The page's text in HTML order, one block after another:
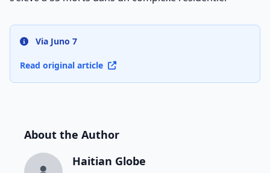
Via Juno 7
Read original article
About the Author
Haitian Globe